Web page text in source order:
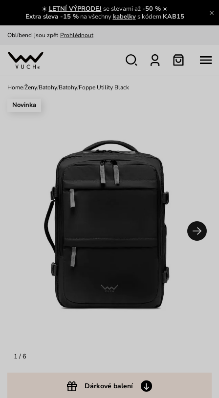
☀️ LETNÍ VÝPRODEJ se slevami až -50 %☀️
Extra sleva -15 %na všechnykabelkys kódem KAB15
Výměna a vrácení zdarma Zobrazit
Oblíbenci jsou zpět Prohlédnout
Nech se inspirovat
Home/Ženy/Batohy/Batohy/Foppe Utility Black
1 / 6
Dárkové balení
Novinka